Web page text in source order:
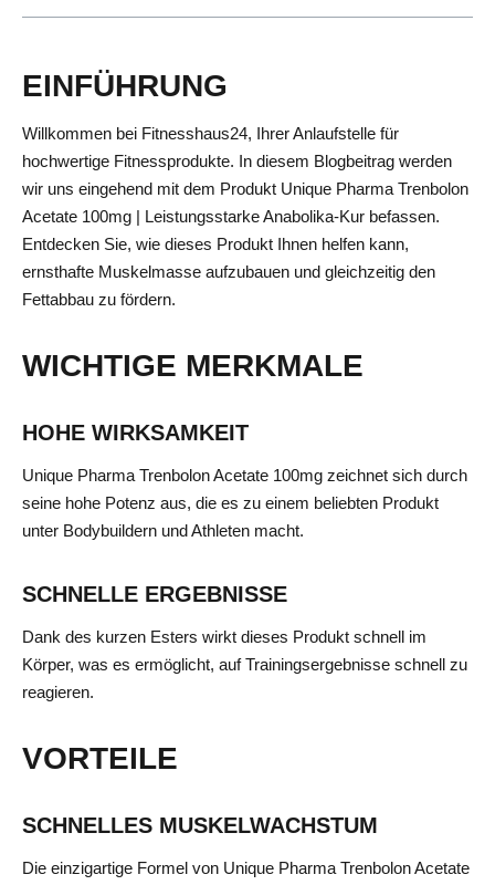
EINFÜHRUNG
Willkommen bei Fitnesshaus24, Ihrer Anlaufstelle für
hochwertige Fitnessprodukte. In diesem Blogbeitrag werden
wir uns eingehend mit dem Produkt Unique Pharma Trenbolon
Acetate 100mg | Leistungsstarke Anabolika-Kur befassen.
Entdecken Sie, wie dieses Produkt Ihnen helfen kann,
ernsthafte Muskelmasse aufzubauen und gleichzeitig den
Fettabbau zu fördern.
WICHTIGE MERKMALE
HOHE WIRKSAMKEIT
Unique Pharma Trenbolon Acetate 100mg zeichnet sich durch
seine hohe Potenz aus, die es zu einem beliebten Produkt
unter Bodybuildern und Athleten macht.
SCHNELLE ERGEBNISSE
Dank des kurzen Esters wirkt dieses Produkt schnell im
Körper, was es ermöglicht, auf Trainingsergebnisse schnell zu
reagieren.
VORTEILE
SCHNELLES MUSKELWACHSTUM
Die einzigartige Formel von Unique Pharma Trenbolon Acetate